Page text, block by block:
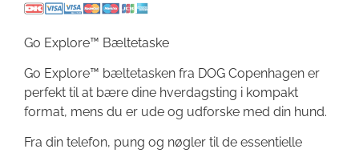
Go Explore™ Bæltetaske
Go Explore™ bæltetasken fra DOG Copenhagen er
perfekt til at bære dine hverdagsting i kompakt
format, mens du er ude og udforske med din hund.
Fra din telefon, pung og nøgler til de essentielle